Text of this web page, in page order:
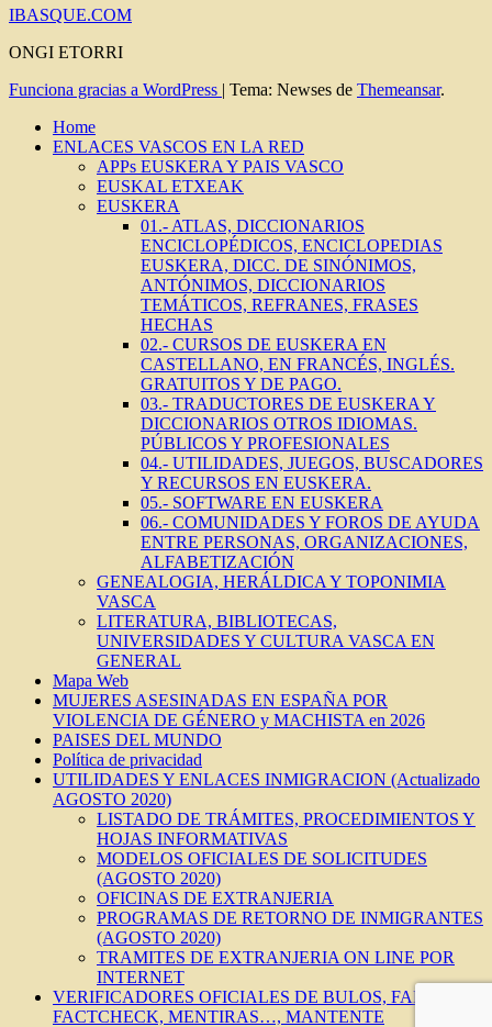
IBASQUE.COM
ONGI ETORRI
Funciona gracias a WordPress | Tema: Newses de Themeansar.
Home
ENLACES VASCOS EN LA RED
APPs EUSKERA Y PAIS VASCO
EUSKAL ETXEAK
EUSKERA
01.- ATLAS, DICCIONARIOS
ENCICLOPÉDICOS, ENCICLOPEDIAS
EUSKERA, DICC. DE SINÓNIMOS,
ANTÓNIMOS, DICCIONARIOS
TEMÁTICOS, REFRANES, FRASES
HECHAS
02.- CURSOS DE EUSKERA EN
CASTELLANO, EN FRANCÉS, INGLÉS.
GRATUITOS Y DE PAGO.
03.- TRADUCTORES DE EUSKERA Y
DICCIONARIOS OTROS IDIOMAS.
PÚBLICOS Y PROFESIONALES
04.- UTILIDADES, JUEGOS, BUSCADORES
Y RECURSOS EN EUSKERA.
05.- SOFTWARE EN EUSKERA
06.- COMUNIDADES Y FOROS DE AYUDA
ENTRE PERSONAS, ORGANIZACIONES,
ALFABETIZACIÓN
GENEALOGIA, HERÁLDICA Y TOPONIMIA
VASCA
LITERATURA, BIBLIOTECAS,
UNIVERSIDADES Y CULTURA VASCA EN
GENERAL
Mapa Web
MUJERES ASESINADAS EN ESPAÑA POR
VIOLENCIA DE GÉNERO y MACHISTA en 2026
PAISES DEL MUNDO
Política de privacidad
UTILIDADES Y ENLACES INMIGRACION (Actualizado
AGOSTO 2020)
LISTADO DE TRÁMITES, PROCEDIMIENTOS Y
HOJAS INFORMATIVAS
MODELOS OFICIALES DE SOLICITUDES
(AGOSTO 2020)
OFICINAS DE EXTRANJERIA
PROGRAMAS DE RETORNO DE INMIGRANTES
(AGOSTO 2020)
TRAMITES DE EXTRANJERIA ON LINE POR
INTERNET
VERIFICADORES OFICIALES DE BULOS, FAKES,
FACTCHECK, MENTIRAS…, MANTENTE